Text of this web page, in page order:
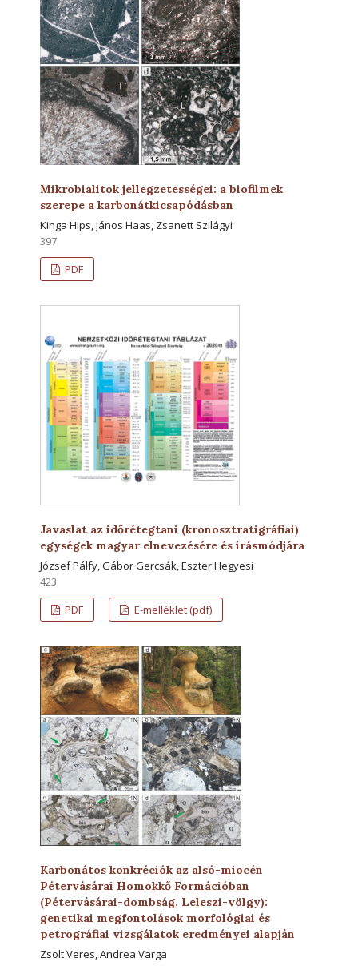
Mikrobialitok jellegzetességei: a biofilmek
szerepe a karbonátkicsapódásban
Kinga Hips, János Haas, Zsanett Szilágyi
397
PDF
Javaslat az időrétegtani (kronosztratigráfiai)
egységek magyar elnevezésére és írásmódjára
József Pálfy, Gábor Gercsák, Eszter Hegyesi
423
PDF
E-melléklet (pdf)
Karbonátos konkréciók az alsó-miocén
Pétervásárai Homokkő Formációban
(Pétervásárai-dombság, Leleszi-völgy):
genetikai megfontolások morfológiai és
petrográfiai vizsgálatok eredményei alapján
Zsolt Veres, Andrea Varga